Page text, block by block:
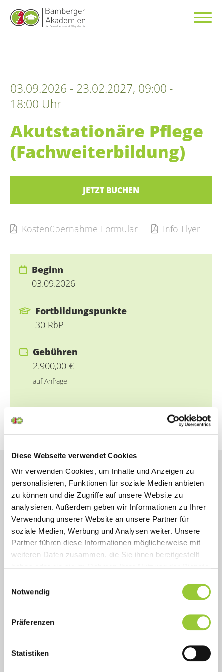
Diese Webseite verwendet Cookies
Wir verwenden Cookies, um Inhalte und Anzeigen zu
personalisieren, Funktionen für soziale Medien anbieten
zu können und die Zugriffe auf unsere Website zu
analysieren. Außerdem geben wir Informationen zu Ihrer
Verwendung unserer Website an unsere Partner für
soziale Medien, Werbung und Analysen weiter. Unsere
Partner führen diese Informationen möglicherweise mit
weiteren Daten zusammen, die Sie ihnen bereitgestellt
Cookies, wenn Sie unsere Webseite weiterhin nutzen.
Notwendig
Präferenzen
Statistiken
03.09.2026 - 23.02.2027, 09:00 -
18:00 Uhr
Akutstationäre Pflege
(Fachweiterbildung)
JETZT BUCHEN
Kostenübernahme-Formular Info-Flyer
Beginn
03.09.2026
Fortbildungspunkte
30 RbP
Gebühren
2.900,00 €
auf Anfrage
Fachweiterbildung Akutstationäre Pflege
Ziel
Inhalt
Dauer und Struktur
Zielgruppe und Voraussetzungen